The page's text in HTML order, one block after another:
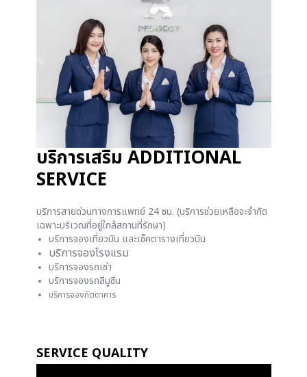
บริการเสริม ADDITIONAL
SERVICE
บริการสายด่วนทางการแพทย์ 24 ชม. (บริการช่วยเหลือจะจำกัด
เฉพาะบริเวณที่อยู่ใกล้สถานที่รักษา)
บริการจองเที่ยวบิน และเช็คตารางเที่ยวบิน
บริการจองโรงแรม
บริการจองรถเช่า
บริการจองรถลีมูซีน
บริการจองภัตตาคาร
SERVICE QUALITY